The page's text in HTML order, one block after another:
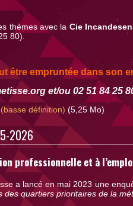
thèmes avec la Cie
80).
être empruntée dans son
et/ou 02 51 84 25
définition) (5,25 Mo)
2026
professionnelle et à
a lancé en mai 2023 une
des quartiers prioritaires de la